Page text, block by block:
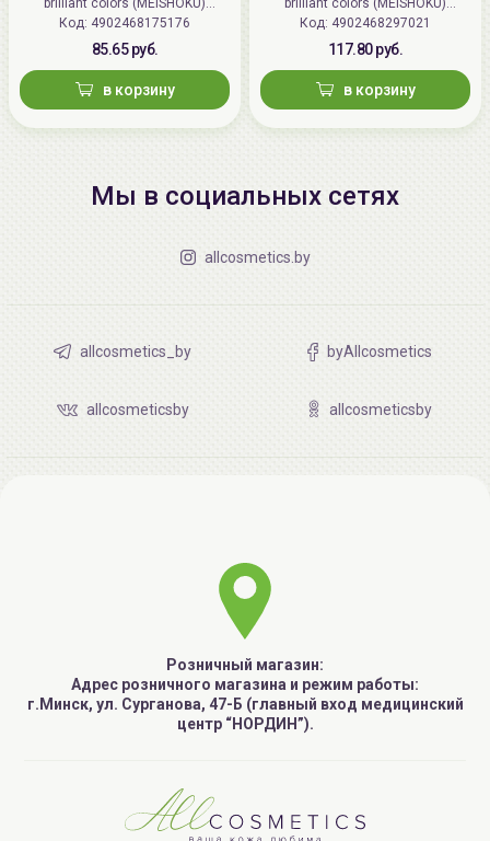
(Япония)
Код: 4902468175176
85.65 руб.
в корзину
Cream
(Япония)
Код: 4902468297021
117.80 руб.
в корзину
Мы в социальных сетях
allcosmetics.by
allcosmetics_by byAllcosmetics
allcosmeticsby allcosmeticsby
Розничный магазин:
Адрес розничного магазина и режим работы:
г.Минск, ул. Сурганова, 47-Б (главный вход медицинский
центр “НОРДИН”).